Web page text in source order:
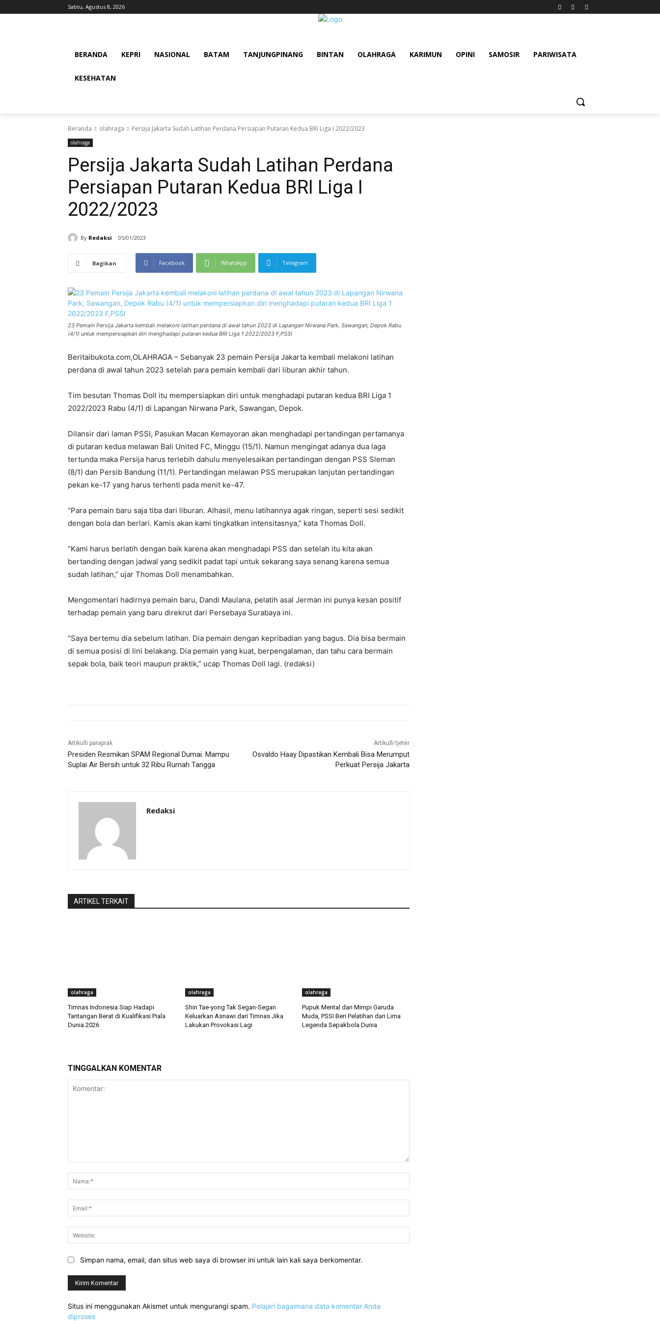
Sabtu, Agustus 8, 2026
BERANDA KEPRI NASIONAL BATAM TANJUNGPINANG BINTAN OLAHRAGA KARIMUN OPINI SAMOSIR PARIWISATA
KESEHATAN
Beranda olahraga Persija Jakarta Sudah Latihan Perdana Persiapan Putaran Kedua BRI Liga I 2022/2023
olahraga
Persija Jakarta Sudah Latihan Perdana
Persiapan Putaran Kedua BRI Liga I
2022/2023
By Redaksi 05/01/2023
Bagikan Facebook WhatsApp Telegram
23 Pemain Persija Jakarta kembali melakoni latihan perdana di awal tahun 2023 di Lapangan Nirwana Park, Sawangan, Depok Rabu
(4/1) untuk mempersiapkan diri menghadapi putaran kedua BRI Liga 1 2022/2023 F,PSSI
Beritaibukota.com,OLAHRAGA – Sebanyak 23 pemain Persija Jakarta kembali melakoni latihan
perdana di awal tahun 2023 setelah para pemain kembali dari liburan akhir tahun.
Tim besutan Thomas Doll itu mempersiapkan diri untuk menghadapi putaran kedua BRI Liga 1
2022/2023 Rabu (4/1) di Lapangan Nirwana Park, Sawangan, Depok.
Dilansir dari laman PSSI, Pasukan Macan Kemayoran akan menghadapi pertandingan pertamanya
di putaran kedua melawan Bali United FC, Minggu (15/1). Namun mengingat adanya dua laga
tertunda maka Persija harus terlebih dahulu menyelesaikan pertandingan dengan PSS Sleman
(8/1) dan Persib Bandung (11/1). Pertandingan melawan PSS merupakan lanjutan pertandingan
pekan ke-17 yang harus terhenti pada menit ke-47.
“Para pemain baru saja tiba dari liburan. Alhasil, menu latihannya agak ringan, seperti sesi sedikit
dengan bola dan berlari. Kamis akan kami tingkatkan intensitasnya,” kata Thomas Doll.
“Kami harus berlatih dengan baik karena akan menghadapi PSS dan setelah itu kita akan
bertanding dengan jadwal yang sedikit padat tapi untuk sekarang saya senang karena semua
sudah latihan,” ujar Thomas Doll menambahkan.
Mengomentari hadirnya pemain baru, Dandi Maulana, pelatih asal Jerman ini punya kesan positif
terhadap pemain yang baru direkrut dari Persebaya Surabaya ini.
“Saya bertemu dia sebelum latihan. Dia pemain dengan kepribadian yang bagus. Dia bisa bermain
di semua posisi di lini belakang. Dia pemain yang kuat, berpengalaman, dan tahu cara bermain
sepak bola, baik teori maupun praktik,” ucap Thomas Doll lagi. (redaksi)
Artikulli paraprak
Presiden Resmikan SPAM Regional Dumai. Mampu
Suplai Air Bersih untuk 32 Ribu Rumah Tangga
Artikulli tjetër
Osvaldo Haay Dipastikan Kembali Bisa Merumput
Perkuat Persija Jakarta
Redaksi
ARTIKEL TERKAIT
olahraga
Timnas Indonesia Siap Hadapi
Tantangan Berat di Kualifikasi Piala
Dunia 2026
olahraga
Shin Tae-yong Tak Segan-Segan
Keluarkan Asnawi dari Timnas Jika
Lakukan Provokasi Lagi
olahraga
Pupuk Mental dan Mimpi Garuda
Muda, PSSI Beri Pelatihan dari Lima
Legenda Sepakbola Dunia
TINGGALKAN KOMENTAR
Simpan nama, email, dan situs web saya di browser ini untuk lain kali saya berkomentar.
Situs ini menggunakan Akismet untuk mengurangi spam. Pelajari bagaimana data komentar Anda
diproses